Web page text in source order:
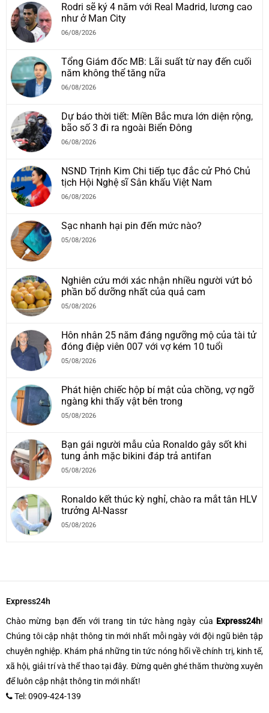
Rodri sẽ ký 4 năm với Real Madrid, lương cao
như ở Man City
06/08/2026
Tổng Giám đốc MB: Lãi suất từ nay đến cuối
năm không thể tăng nữa
06/08/2026
Dự báo thời tiết: Miền Bắc mưa lớn diện rộng,
bão số 3 đi ra ngoài Biển Đông
06/08/2026
NSND Trịnh Kim Chi tiếp tục đắc cử Phó Chủ
tịch Hội Nghệ sĩ Sân khấu Việt Nam
06/08/2026
Sạc nhanh hại pin đến mức nào?
05/08/2026
Nghiên cứu mới xác nhận nhiều người vứt bỏ
phần bổ dưỡng nhất của quả cam
05/08/2026
Hôn nhân 25 năm đáng ngưỡng mộ của tài tử
đóng điệp viên 007 với vợ kém 10 tuổi
05/08/2026
Phát hiện chiếc hộp bí mật của chồng, vợ ngỡ
ngàng khi thấy vật bên trong
05/08/2026
Bạn gái người mẫu của Ronaldo gây sốt khi
tung ảnh mặc bikini đáp trả antifan
05/08/2026
Ronaldo kết thúc kỳ nghỉ, chào ra mắt tân HLV
trưởng Al-Nassr
05/08/2026
Express24h
Chào mừng bạn đến với trang tin tức hàng ngày của Express24h!
Chúng tôi cập nhật thông tin mới nhất mỗi ngày với đội ngũ biên tập
chuyên nghiệp. Khám phá những tin tức nóng hổi về chính trị, kinh tế,
xã hội, giải trí và thể thao tại đây. Đừng quên ghé thăm thường xuyên
để luôn cập nhật thông tin mới nhất!
Tel: 0909-424-139